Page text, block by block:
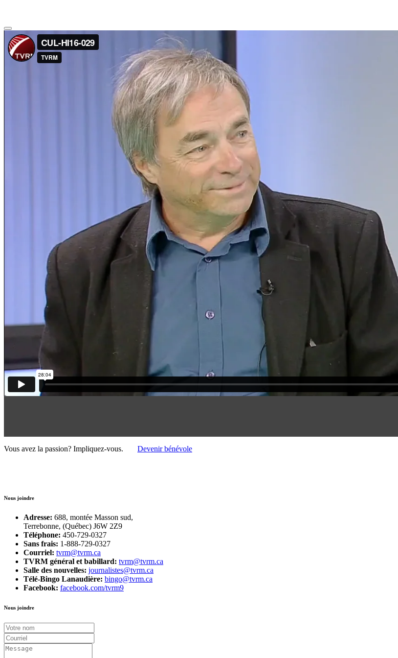
Vous avez la passion? Impliquez-vous. Devenir bénévole
Nous joindre
Adresse: 688, montée Masson sud,
Terrebonne, (Québec) J6W 2Z9
Téléphone: 450-729-0327
Sans frais: 1-888-729-0327
Courriel: tvrm@tvrm.ca
TVRM général et babillard: tvrm@tvrm.ca
Salle des nouvelles: journalistes@tvrm.ca
Télé-Bingo Lanaudière: bingo@tvrm.ca
Facebook: facebook.com/tvrm9
Nous joindre